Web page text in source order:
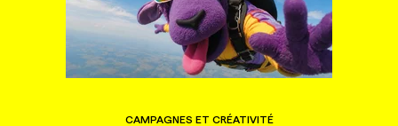
CAMPAGNES ET CRÉATIVITÉ